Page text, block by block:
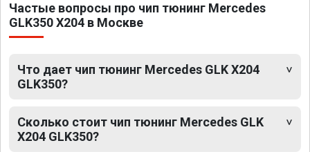
Частые вопросы про чип тюнинг Mercedes
GLK350 X204 в Москве
Что дает чип тюнинг Mercedes GLK X204
GLK350?
Сколько стоит чип тюнинг Mercedes GLK
X204 GLK350?